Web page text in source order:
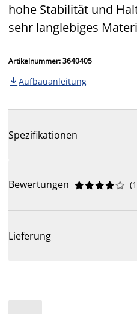
hohe Stabilität und
sehr langlebiges
Artikelnummer: 3640405
 Aufbauanleitung
Spezifikationen
Bewertungen 




 (
Lieferung